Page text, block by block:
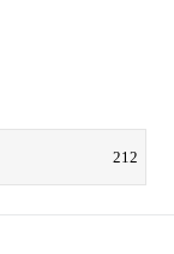
212